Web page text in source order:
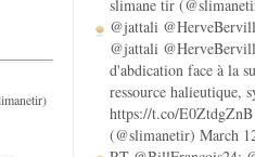
slimane tir
@jattali
@jattali
d'abdication face à la
ressource halieutique,
https://t.co/
(@slimanetir) March